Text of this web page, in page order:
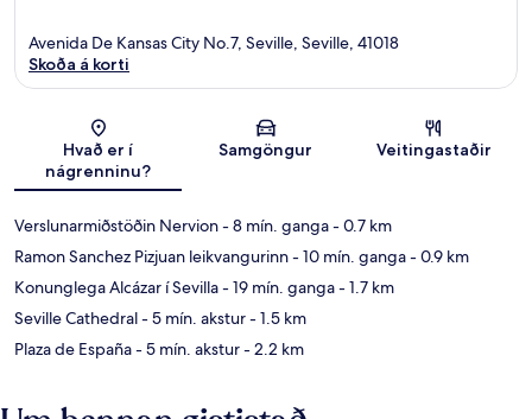
Kort
Avenida De Kansas City No.7, Seville, Seville, 41018
Skoða á korti
Hvað er í
nágrenninu?
Samgöngur Veitingastaðir
Verslunarmiðstöðin Nervion- 8 mín. ganga- 0.7 km
Ramon Sanchez Pizjuan leikvangurinn- 10 mín. ganga- 0.9 km
Konunglega Alcázar í Sevilla- 19 mín. ganga- 1.7 km
Seville Cathedral- 5 mín. akstur- 1.5 km
Plaza de España- 5 mín. akstur- 2.2 km